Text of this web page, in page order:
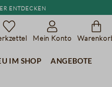
entdecken
Mein Konto
im Shop Angebote